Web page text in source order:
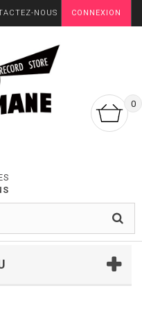
CONNEXION
NOUS
0